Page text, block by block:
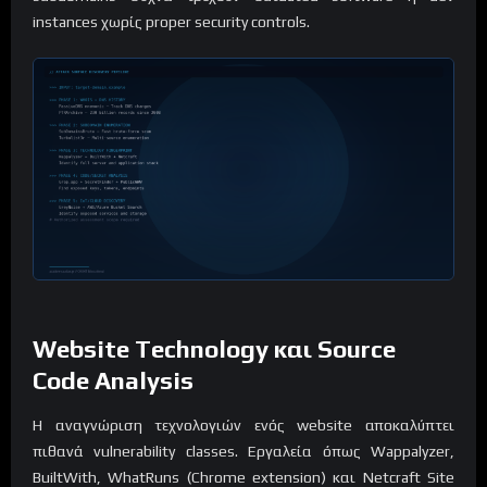
instances χωρίς proper security controls.
Website Technology και Source
Code Analysis
Η αναγνώριση τεχνολογιών ενός website αποκαλύπτει
πιθανά vulnerability classes. Εργαλεία όπως Wappalyzer,
BuiltWith, WhatRuns (Chrome extension) και Netcraft Site